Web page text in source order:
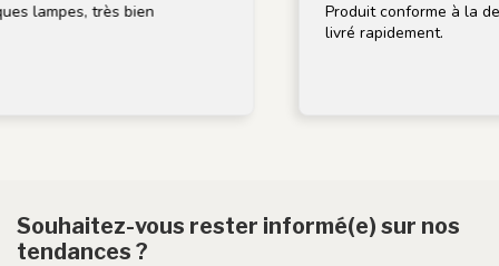
très bien
Produit conforme à la
livré rapidement.
Souhaitez-vous rester informé(e) sur nos
tendances ?